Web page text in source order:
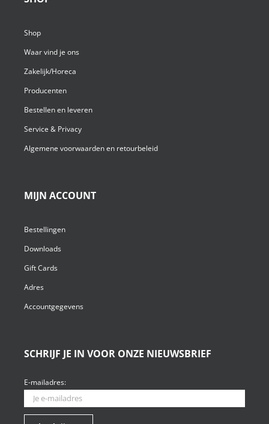
Shop
Waar vind je ons
Zakelijk/Horeca
Producenten
Bestellen en leveren
Service & Privacy
Algemene voorwaarden en retourbeleid
MIJN ACCOUNT
Bestellingen
Downloads
Gift Cards
Adres
Accountgegevens
SCHRIJF JE IN VOOR ONZE NIEUWSBRIEF
E-mailadres: